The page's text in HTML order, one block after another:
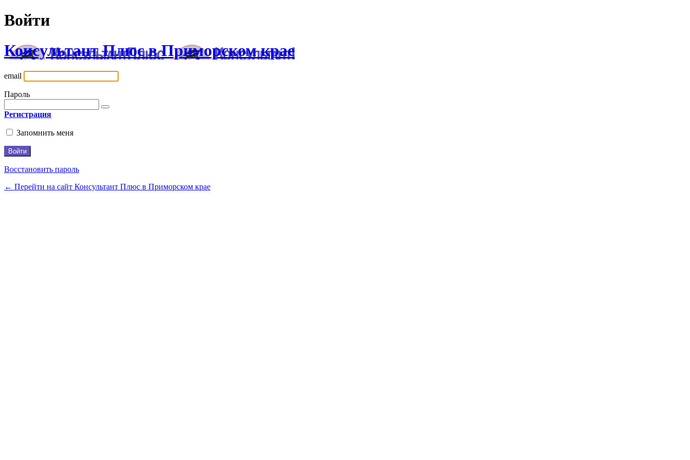
Войти
Консультант Плюс в Приморском крае
email
Пароль
Регистрация
Запомнить меня
Восстановить пароль
← Перейти на сайт Консультант Плюс в Приморском крае